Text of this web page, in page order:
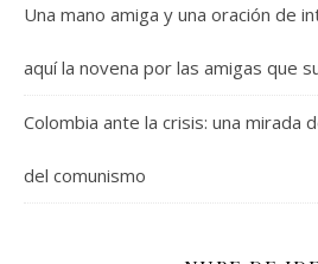
Una mano amiga y una oración de
aquí la novena por las amigas que
Colombia ante la crisis: una mirada
del comunismo